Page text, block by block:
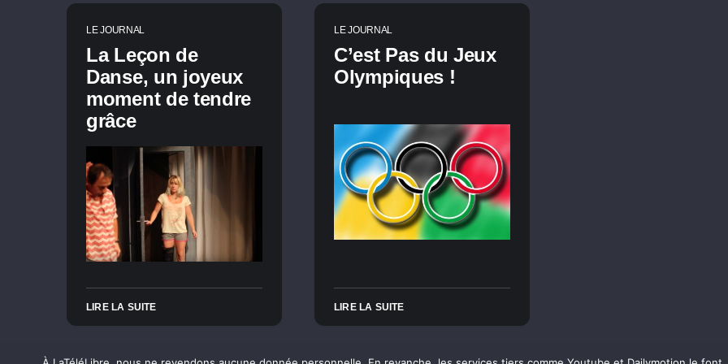
LE JOURNAL
La Leçon de
Danse, un joyeux
moment de tendre
grâce
LIRE LA SUITE
LE JOURNAL
C’est Pas du Jeux
Olympiques !
LIRE LA SUITE